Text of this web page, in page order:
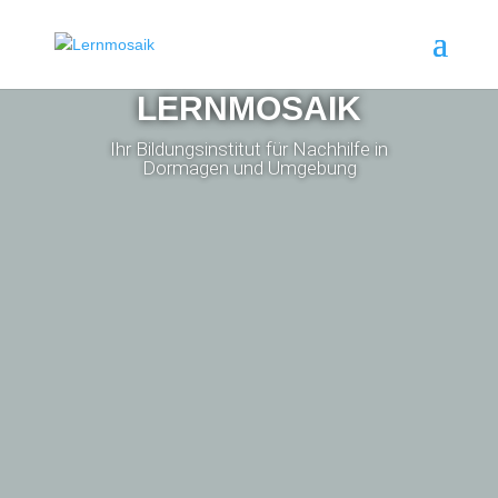
LERNMOSAIK
Ihr Bildungsinstitut für Nachhilfe in
Dormagen und Umgebung